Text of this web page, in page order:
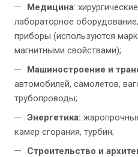
Медицина:
лабораторное
приборы (используются
магнитными свойствами);
Машиностроение и
автомобилей, самолетов,
трубопроводы;
Энергетика:
камер сгорания, турбин;
Строительство и